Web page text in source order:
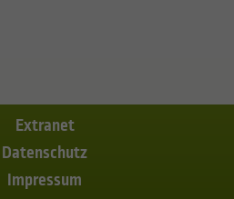
Extranet
Datenschutz
Impressum